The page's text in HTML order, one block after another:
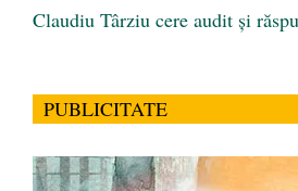
Claudiu Târziu cere audit și
PUBLICITATE